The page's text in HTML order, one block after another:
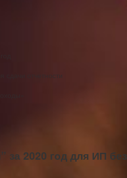
отчетности
за 2020 год для ИП без